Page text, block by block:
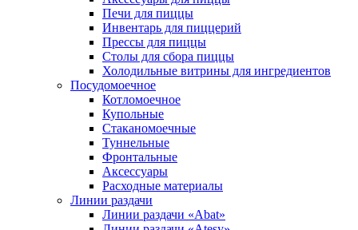
Печи для пиццы
Инвентарь для пиццерий
Прессы для пиццы
Столы для сбора пиццы
Холодильные витрины для ингредиентов
Посудомоечное
Котломоечное
Купольные
Стаканомоечные
Туннельные
Фронтальные
Аксессуары
Расходные материалы
Линии раздачи
Линии раздачи «Abat»